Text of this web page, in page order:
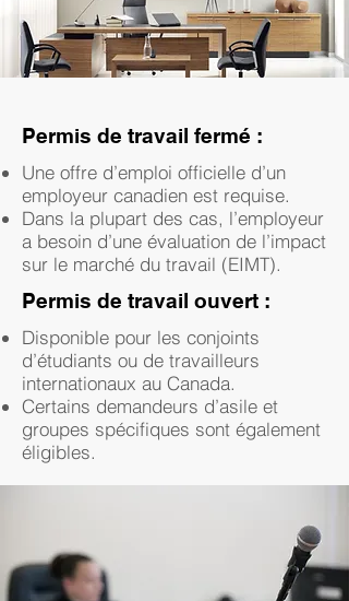
Permis de travail fermé :
Une offre d’emploi officielle d’un
employeur canadien est requise.
Dans la plupart des cas, l’employeur
a besoin d’une évaluation de l’impact
sur le marché du travail (EIMT).
Permis de travail ouvert :
Disponible pour les conjoints
d’étudiants ou de travailleurs
internationaux au Canada.
Certains demandeurs d’asile et
groupes spécifiques sont également
éligibles.